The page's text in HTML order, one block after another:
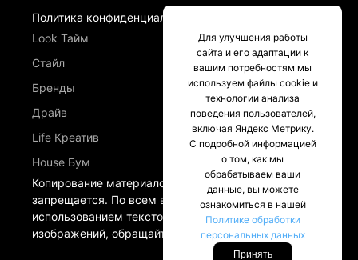
Политика конфиденциальности
Look Тайм
Стайл
Бренды
Драйв
Life Креатив
House Бум
Копирование материалов сайта intrends.ru
запрещается. По всем вопросам, связанных с
использованием текстовых материалов и
изображений, обращайтесь в разделе Контакты.
Для улучшения работы
сайта и его адаптации к
вашим потребностям мы
используем файлы cookie и
технологии анализа
поведения пользователей,
включая Яндекс Метрику.
С подробной информацией
о том, как мы
обрабатываем ваши
данные, вы можете
ознакомиться в нашей
Политике обработки
персональных данных
Принять